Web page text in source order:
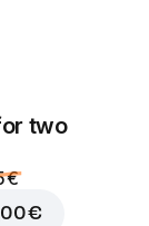
two
€
€